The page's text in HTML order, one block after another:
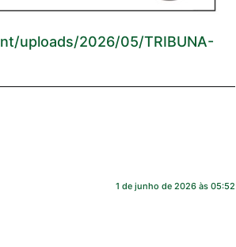
uploads/2026/05/TRIBUNA-
1 de junho de 2026 às 05:52